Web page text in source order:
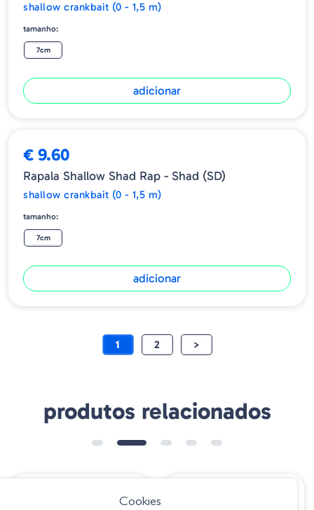
shallow crankbait (0 - 1,5 m)
tamanho:
7cm
adicionar
€ 9.60
Rapala Shallow Shad Rap - Shad (SD)
shallow crankbait (0 - 1,5 m)
tamanho:
7cm
adicionar
1 2 >
produtos relacionados
Cookies